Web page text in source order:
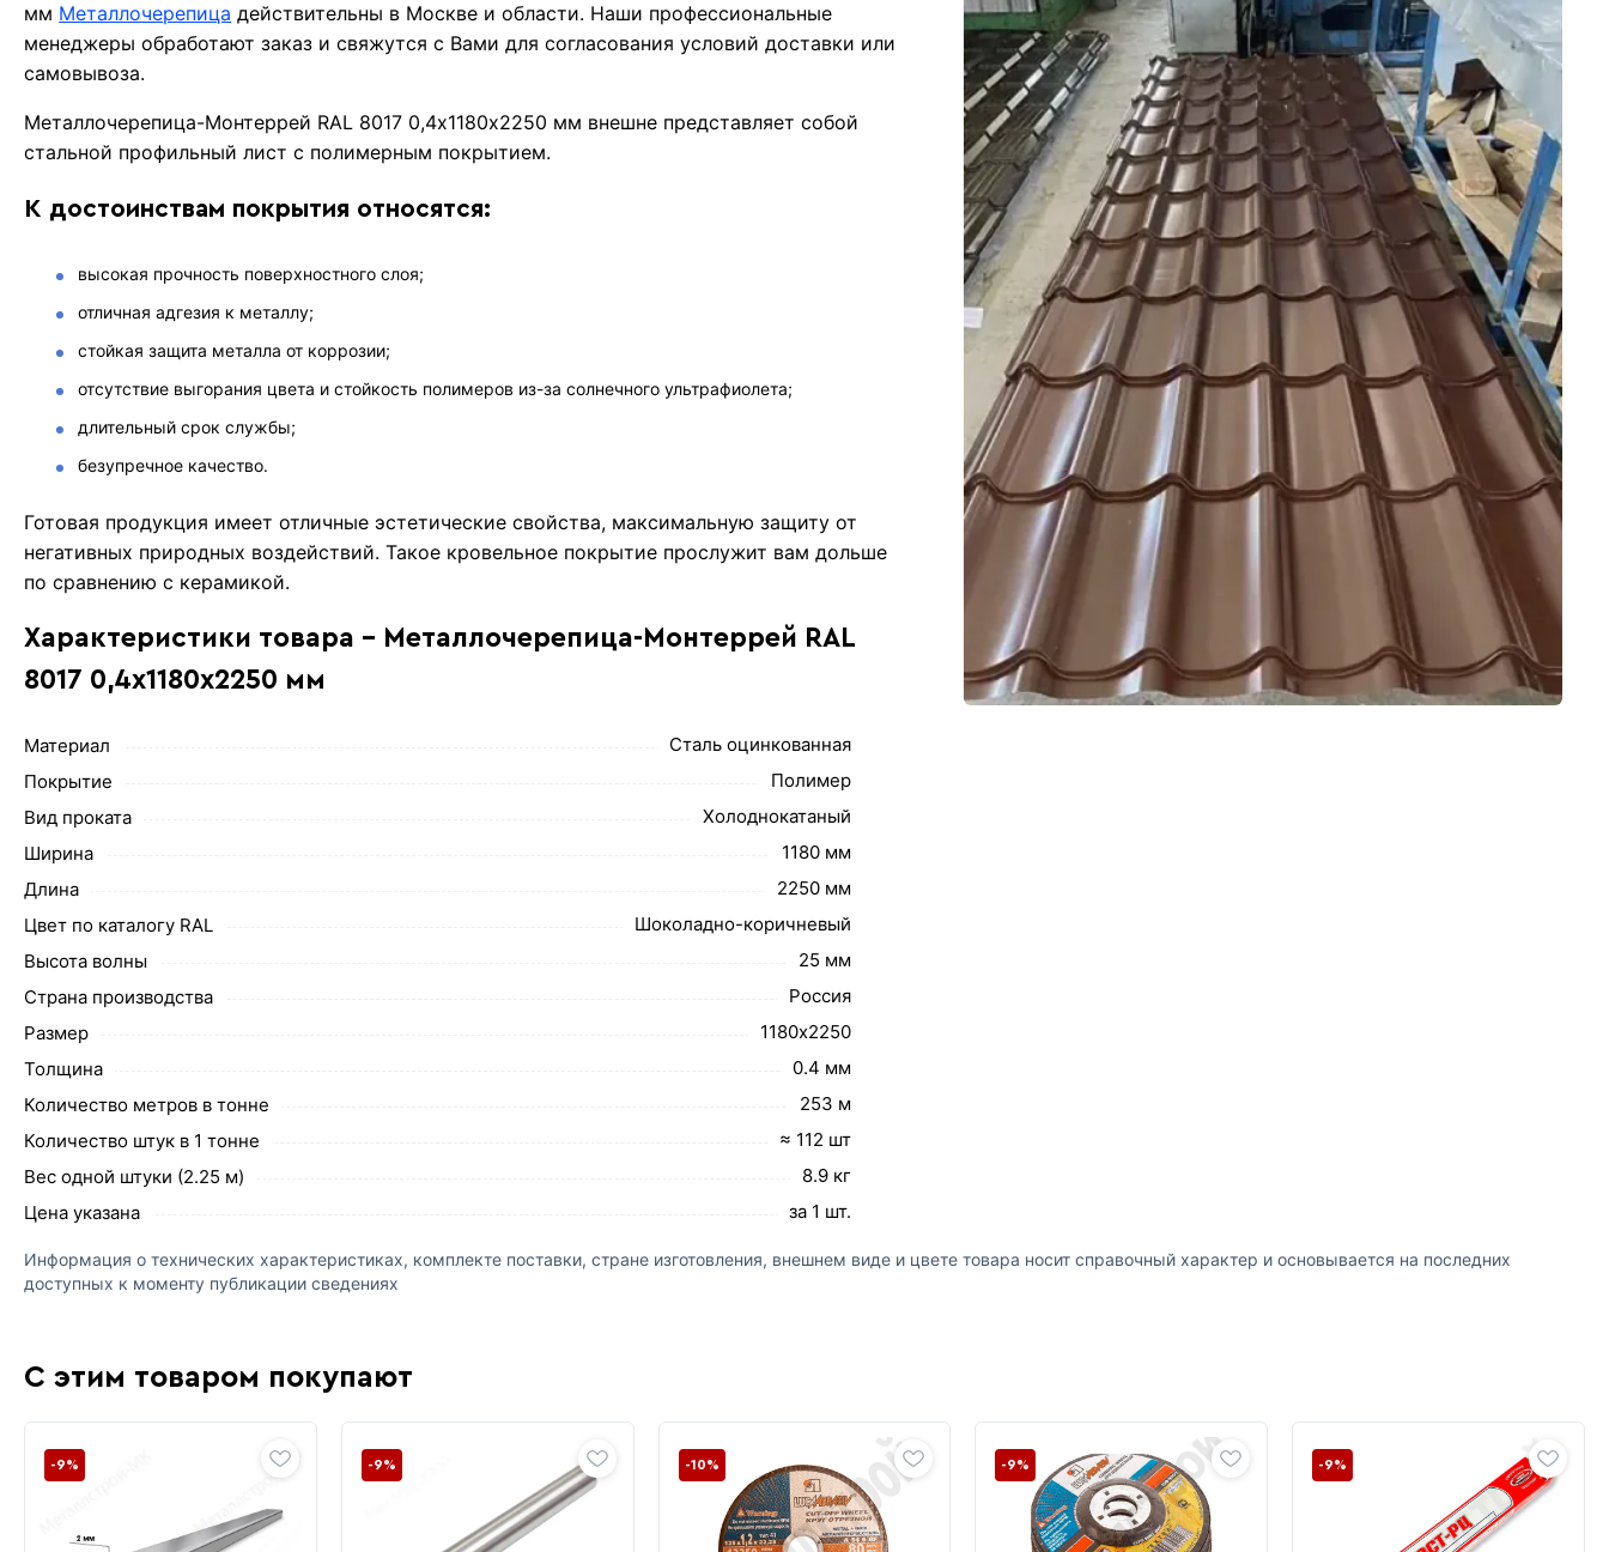
мм Металлочерепица действительны в Москве и области. Наши профессиональные
менеджеры обработают заказ и свяжутся с Вами для согласования условий доставки или
самовывоза.
Металлочерепица-Монтеррей RAL 8017 0,4х1180х2250 мм внешне представляет собой
стальной профильный лист с полимерным покрытием.
К достоинствам покрытия относятся:
высокая прочность поверхностного слоя;
отличная адгезия к металлу;
стойкая защита металла от коррозии;
отсутствие выгорания цвета и стойкость полимеров из-за солнечного ультрафиолета;
длительный срок службы;
безупречное качество.
Готовая продукция имеет отличные эстетические свойства, максимальную защиту от
негативных природных воздействий. Такое кровельное покрытие прослужит вам дольше
по сравнению с керамикой.
Характеристики товара - Металлочерепица-Монтеррей RAL
8017 0,4х1180х2250 мм
Материал
Сталь оцинкованная
Покрытие
Полимер
Вид проката
Холоднокатаный
Ширина
1180 мм
Длина
2250 мм
Цвет по каталогу RAL
Шоколадно-коричневый
Высота волны
25 мм
Страна производства
Россия
Размер
1180х2250
Толщина
0.4 мм
Количество метров в тонне
253 м
Количество штук в 1 тонне
≈ 112 шт
Вес одной штуки (2.25 м)
8.9 кг
Цена указана
за 1 шт.
Информация о технических характеристиках, комплекте поставки, стране изготовления, внешнем виде и цвете товара носит справочный характер и основывается на последних
доступных к моменту публикации сведениях
С этим товаром покупают
-9% -9% -10% -9% -9%